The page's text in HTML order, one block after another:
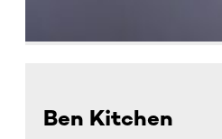
Ben Kitchen